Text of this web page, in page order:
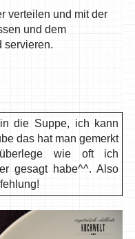
verteilen und mit der
und dem
servieren.
die Suppe, ich kann
das hat man gemerkt
wie oft ich
gesagt habe^^. Also